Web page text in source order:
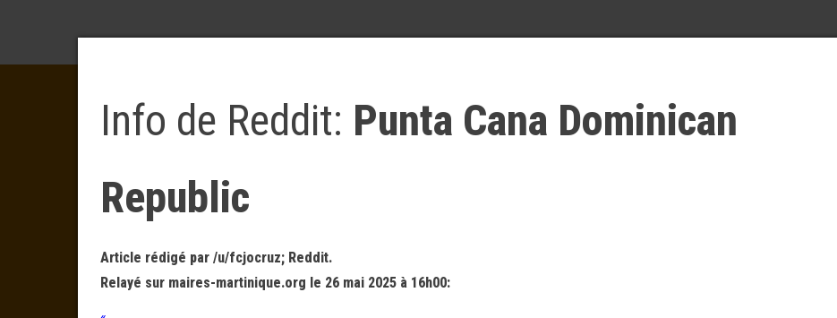
Info de Reddit: Punta Cana Dominican
Republic
Article rédigé par /u/fcjocruz; Reddit.
Relayé sur maires-martinique.org le 26 mai 2025 à 16h00: